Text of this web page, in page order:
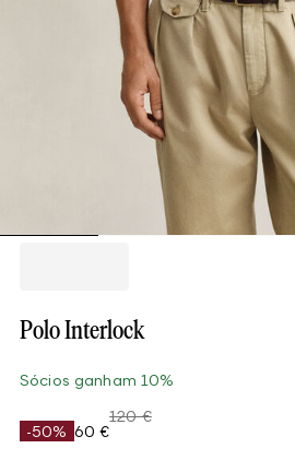
Polo Interlock
Sócios ganham 10%
-50% 60 €
120 €